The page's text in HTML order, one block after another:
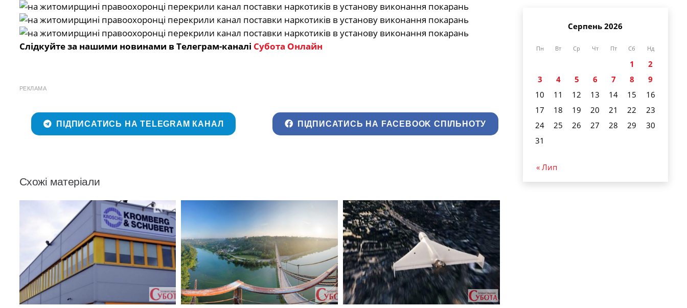
Слідкуйте за нашими новинами в Телеграм-каналі Субота Онлайн
РЕКЛАМА
ПІДПИСАТИСЬ НА TELEGRAM КАНАЛ ПІДПИСАТИСЬ НА FACEBOOK СПІЛЬНОТУ
Схожі матеріали
Серпень 2026
Пн Вт Ср Чт Пт Сб Нд
1
2
3
4 5 6 7 8
9
10
11 12 13 14 15
16
17
18 19 20 21 22
23
24
25 26 27 28 29
30
31
« Лип